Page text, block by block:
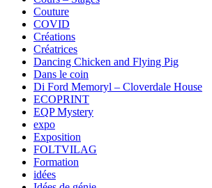
Couture
COVID
Créations
Créatrices
Dancing Chicken and Flying Pig
Dans le coin
Di Ford Memoryl – Cloverdale House
ECOPRINT
EQP Mystery
expo
Exposition
FOLTVILAG
Formation
idées